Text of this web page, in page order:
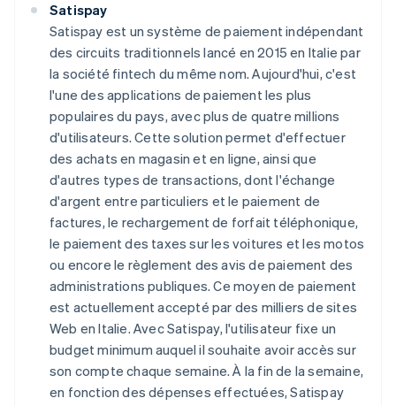
Satispay
Satispay est un système de paiement indépendant
des circuits traditionnels lancé en 2015 en Italie par
la société fintech du même nom. Aujourd'hui, c'est
l'une des applications de paiement les plus
populaires du pays, avec plus de quatre millions
d'utilisateurs. Cette solution permet d'effectuer
des achats en magasin et en ligne, ainsi que
d'autres types de transactions, dont l'échange
d'argent entre particuliers et le paiement de
factures, le rechargement de forfait téléphonique,
le paiement des taxes sur les voitures et les motos
ou encore le règlement des avis de paiement des
administrations publiques. Ce moyen de paiement
est actuellement accepté par des milliers de sites
Web en Italie. Avec Satispay, l'utilisateur fixe un
budget minimum auquel il souhaite avoir accès sur
son compte chaque semaine. À la fin de la semaine,
en fonction des dépenses effectuées, Satispay